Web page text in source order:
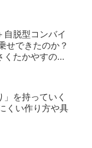
自脱型コンバイ
せできたのか？
くたかやすの事
を持っていく
くい作り方や具